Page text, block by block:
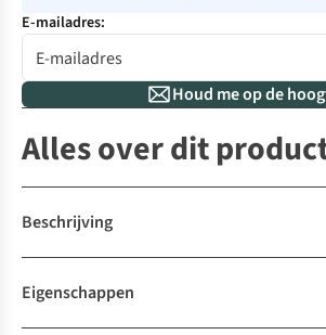
E-mailadres:
Houd me op de
Alles over dit
Beschrijving
Eigenschappen